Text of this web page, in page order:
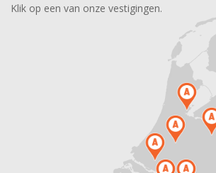
Klik op een van onze vestigingen.